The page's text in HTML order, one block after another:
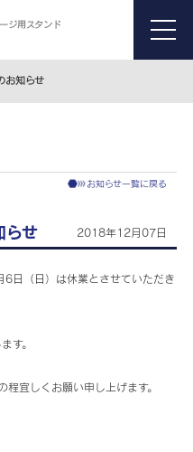
ジ用スタンド
menu
お知らせ
お知らせ一覧に戻る
らせ 2018年12月07日
（日）は休業とさせていただき
す。
宜しくお願い申し上げます。